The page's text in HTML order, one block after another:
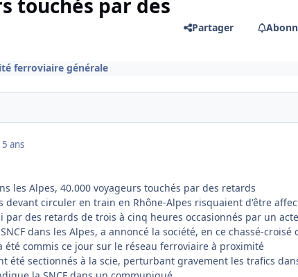
touchés par des
Partager
ferroviaire générale
ans
les Alpes, 40.000 voyageurs touchés par des retards
devant circuler en train en Rhône-Alpes risquaient d'être
par des retards de trois à cinq heures occasionnés par un
dans les Alpes, a annoncé la société, en ce chassé-croisé
été commis ce jour sur le réseau ferroviaire à proximité
été sectionnés à la scie, perturbant gravement les trafics